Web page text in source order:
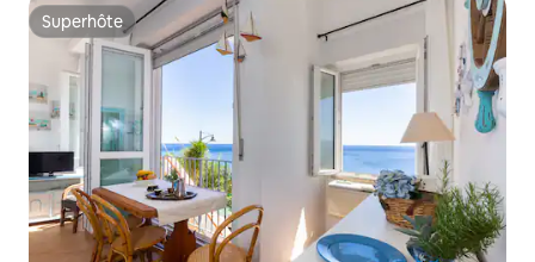
Superhôte
Superhôte